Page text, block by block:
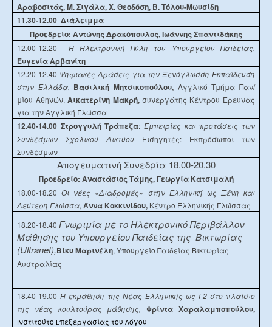
Αραβοσιτάς, Μ. Σιγάλα, Χ. Θεοδόση, Β. Τόλου-Μωυσίδη
11.30-12.00 Διάλειμμα
Προεδρείο: Αντώνης Δρακόπουλος, Ιωάννης Σπαντιδάκης
12.00-12.20 Η Ηλεκτρονική Πύλη του Υπουργείου Παιδείας,
Ευγενία Αρβανίτη
12.20-12.40 Ψηφιακές Δράσεις για την Ξενόγλωσση Εκπαίδευση
στην Ελλάδα, Βασιλική Μητσικοπούλου, Αγγλικό Τμήμα Παν/
μίου Αθηνών,Αικατερίνη Μακρή, συνεργάτης Κέντρου Έρευνας
για την Αγγλική Γλώσσα
12.40-14.00 Στρογγυλή Τράπεζα:Εμπειρίες και προτάσεις των
Συνδέσμων Σχολικού Δικτύου Εισηγητές: Εκπρόσωποι των
Συνδέσμων
Απογευματινή Συνεδρία 18.00-20.30
Προεδρείο: Αναστάσιος Τάμης, Γεωργία Κατσιμαλή
18.00-18.20Οι νέες «Διαδρομές» στην Ελληνική ως Ξένη και
Δεύτερη Γλώσσα,Άννα Κοκκινίδου, Κέντρο Ελληνικής Γλώσσας
18.20-18.40 Γνωριμία με το Ηλεκτρονικό Περιβάλλον
Μάθησης του Υπουργείου Παιδείας της Βικτωρίας
(Ultranet),Βίκυ Μαρινέλη, Υπουργείο Παιδείας Βικτωρίας
Αυστραλίας
18.40-19.00Η εκμάθηση της Νέας Ελληνικής ως Γ2 στο πλαίσιο
της νέας κουλτούρας μάθησης, Φρίντα Χαραλαμποπούλου,
ΙνστιτούτοΕπεξεργασίας τουΛόγου